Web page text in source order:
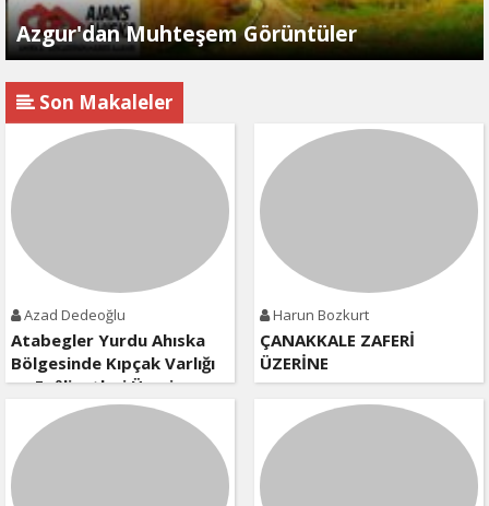
Azgur'dan Muhteşem Görüntüler
Son Makaleler
Azad Dedeoğlu
Atabegler Yurdu Ahıska
Bölgesinde Kıpçak Varlığı
ve Faâliyetleri Üzerine
Kısa Bir Değerlendirme
Harun Bozkurt
ÇANAKKALE ZAFERİ
ÜZERİNE